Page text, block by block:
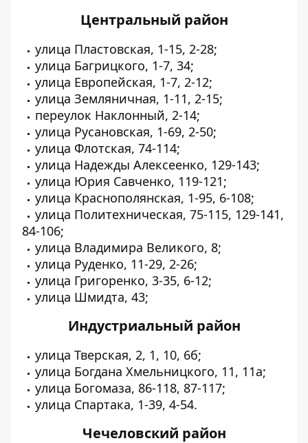
Центральный район
улица Пластовская, 1-15, 2-28;
улица Багрицкого, 1-7, 34;
улица Европейская, 1-7, 2-12;
улица Земляничная, 1-11, 2-15;
переулок Наклонный, 2-14;
улица Русановская, 1-69, 2-50;
улица Флотская, 74-114;
улица Надежды Алексеенко, 129-143;
улица Юрия Савченко, 119-121;
улица Краснополянская, 1-95, 6-108;
улица Политехническая, 75-115, 129-141,
84-106;
улица Владимира Великого, 8;
улица Руденко, 11-29, 2-26;
улица Григоренко, 3-35, 6-12;
улица Шмидта, 43;
Индустриальный район
улица Тверская, 2, 1, 10, 6б;
улица Богдана Хмельницкого, 11, 11а;
улица Богомаза, 86-118, 87-117;
улица Спартака, 1-39, 4-54.
Чечеловский район